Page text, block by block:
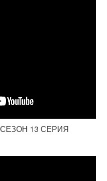
13 СЕРИЯ